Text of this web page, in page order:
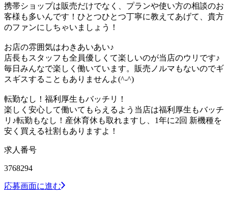
携帯ショップは販売だけでなく、プランや使い方の相談のお
客様も多いんです！ひとつひとつ丁寧に教えてあげて、貴方
のファンにしちゃいましょう！
お店の雰囲気はわきあいあい♪
店長もスタッフも全員優しくて楽しいのが当店のウリです♪
毎日みんなで楽しく働いています。販売ノルマもないのでギ
スギスすることもありませんよ(^-^)
転勤なし！福利厚生もバッチリ！
楽しく安心して働いてもらえるよう当店は福利厚生もバッチ
リ♪転勤もなし！産休育休も取れますし、1年に2回 新機種を
安く買える社割もありますよ！
求人番号
3768294
応募画面に進む